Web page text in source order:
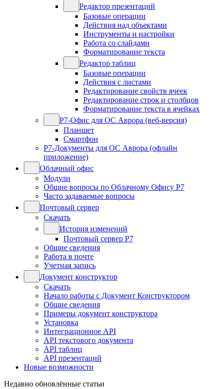
Редактор презентаций
Базовые операции
Действия над объектами
Инструменты и настройки
Работа со слайдами
Форматирование текста
Редактор таблиц
Базовые операции
Действия с листами
Редактирование свойств ячеек
Редактирование строк и столбцов
Форматирование текста в ячейках
Р7-Офис для ОС Аврора (веб-версия)
Планшет
Смартфон
Р7-Документы для ОС Аврора (офлайн
приложение)
Облачный офис
Модули
Общие вопросы по Облачному Офису Р7
Часто задаваемые вопросы
Почтовый сервер
Скачать
История изменений
Почтовый сервер Р7
Общие сведения
Работа в почте
Учетная запись
Документ конструктор
Скачать
Начало работы с Документ Конструктором
Общие сведения
Примеры документ конструктора
Установка
Интеграционное API
API текстового документа
API таблиц
API презентаций
Новые возможности
Недавно обновлённые статьи